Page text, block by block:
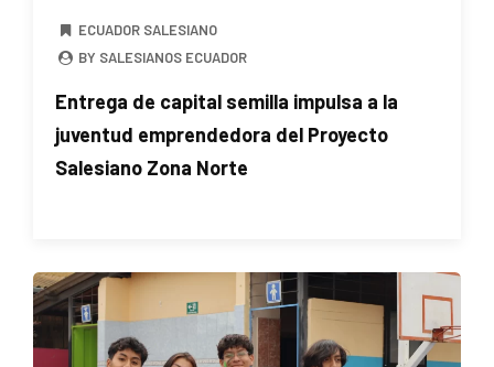
ECUADOR SALESIANO
BY SALESIANOS ECUADOR
Entrega de capital semilla impulsa a la
juventud emprendedora del Proyecto
Salesiano Zona Norte